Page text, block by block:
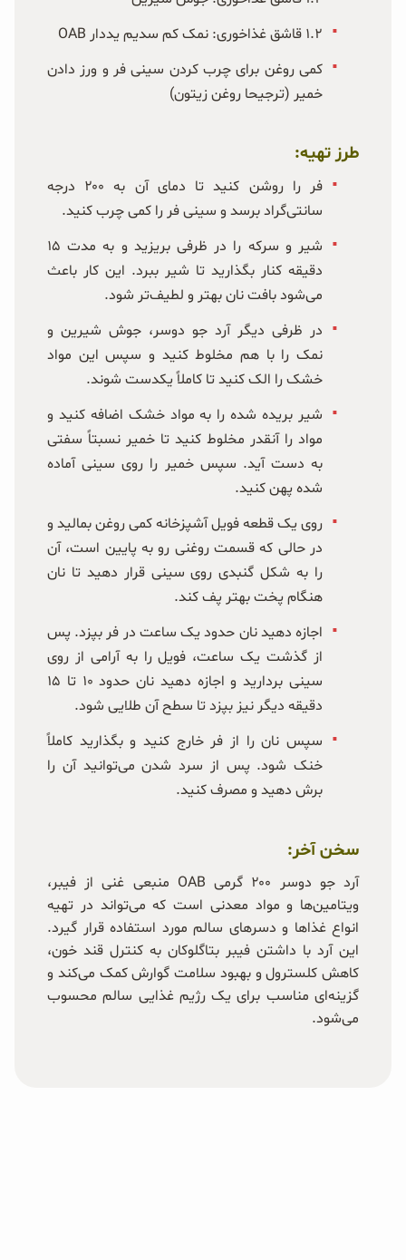
۱.۲ قاشق غذاخوری: نمک کم سدیم یددار OAB
کمی روغن برای چرب کردن سینی فر و ورز دادن
خمیر (ترجیحا روغن زیتون)
طرز تهیه:
فر را روشن کنید تا دمای آن به ۲۰۰ درجه
سانتی‌گراد برسد و سینی فر را کمی چرب کنید.
شیر و سرکه را در ظرفی بریزید و به مدت ۱۵
دقیقه کنار بگذارید تا شیر ببرد. این کار باعث
می‌شود بافت نان بهتر و لطیف‌تر شود.
در ظرفی دیگر آرد جو دوسر، جوش شیرین و
نمک را با هم مخلوط کنید و سپس این مواد
خشک را الک کنید تا کاملاً یکدست شوند.
شیر بریده شده را به مواد خشک اضافه کنید و
مواد را آنقدر مخلوط کنید تا خمیر نسبتاً سفتی
به دست آید. سپس خمیر را روی سینی آماده
شده پهن کنید.
روی یک قطعه فویل آشپزخانه کمی روغن بمالید و
در حالی که قسمت روغنی رو به پایین است، آن
را به شکل گنبدی روی سینی قرار دهید تا نان
هنگام پخت بهتر پف کند.
اجازه دهید نان حدود یک ساعت در فر بپزد. پس
از گذشت یک ساعت، فویل را به آرامی از روی
سینی بردارید و اجازه دهید نان حدود ۱۰ تا ۱۵
دقیقه دیگر نیز بپزد تا سطح آن طلایی شود.
سپس نان را از فر خارج کنید و بگذارید کاملاً
خنک شود. پس از سرد شدن می‌توانید آن را
برش دهید و مصرف کنید.
سخن آخر:
آرد جو دوسر ۲۰۰ گرمی OAB منبعی غنی از فیبر،
ویتامین‌ها و مواد معدنی است که می‌تواند در تهیه
انواع غذاها و دسرهای سالم مورد استفاده قرار گیرد.
این آرد با داشتن فیبر بتاگلوکان به کنترل قند خون،
کاهش کلسترول و بهبود سلامت گوارش کمک می‌کند و
گزینه‌ای مناسب برای یک رژیم غذایی سالم محسوب
می‌شود.